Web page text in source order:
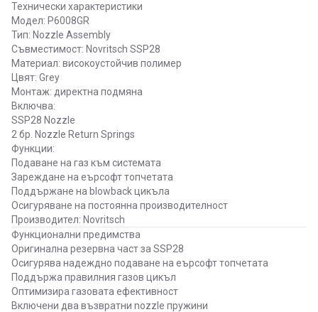
Технически характеристики
Модел: P6008GR
Тип: Nozzle Assembly
Съвместимост: Novritsch SSP28
Материал: високоустойчив полимер
Цвят: Grey
Монтаж: директна подмяна
Включва:
SSP28 Nozzle
2 бр. Nozzle Return Springs
Функции:
Подаване на газ към системата
Зареждане на еърсофт топчетата
Поддържане на blowback цикъла
Осигуряване на постоянна производителност
Производител: Novritsch
Функционални предимства
Оригинална резервна част за SSP28
Осигурява надеждно подаване на еърсофт топчетата
Поддържа правилния газов цикъл
Оптимизира газовата ефективност
Включени два възвратни nozzle пружини